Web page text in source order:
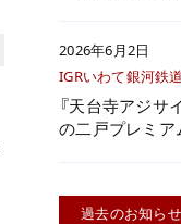
2026年6月2日
IGRいわて銀河鉄
『天台寺アジサ
の二戸プレミア
過去のお知ら